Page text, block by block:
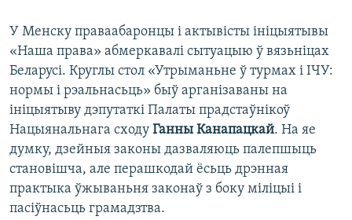
У Менску праваабаронцы і актывісты ініцыятывы
«Наша права» абмеркавалі сытуацыю ў вязьніцах
Беларусі. Круглы стол «Утрыманьне ў турмах і ІЧУ:
нормы і рэальнасьць» быў арганізаваны на
ініцыятыву дэпутаткі Палаты прадстаўнікоў
Нацыянальнага сходу Ганны Канапацкай. На яе
думку, дзейныя законы дазваляюць палепшыць
становішча, але перашкодай ёсьць дрэнная
практыка ўжываньня законаў з боку міліцыі і
пасіўнасьць грамадзтва.